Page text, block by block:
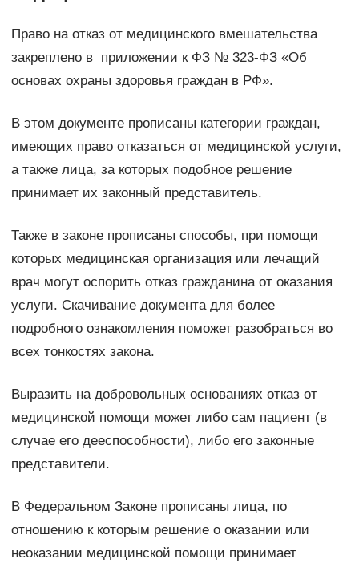
Право на отказ от медицинского вмешательства
закреплено в приложении к ФЗ № 323-ФЗ «Об
основах охраны здоровья граждан в РФ».
В этом документе прописаны категории граждан,
имеющих право отказаться от медицинской услуги,
а также лица, за которых подобное решение
принимает их законный представитель.
Также в законе прописаны способы, при помощи
которых медицинская организация или лечащий
врач могут оспорить отказ гражданина от оказания
услуги. Скачивание документа для более
подробного ознакомления поможет разобраться во
всех тонкостях закона.
Выразить на добровольных основаниях отказ от
медицинской помощи может либо сам пациент (в
случае его дееспособности), либо его законные
представители.
В Федеральном Законе прописаны лица, по
отношению к которым решение о оказании или
неоказании медицинской помощи принимает